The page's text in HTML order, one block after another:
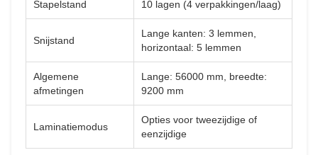
Stapelstand 10 lagen (4 verpakkingen/laag)
Snijstand
Lange kanten: 3 lemmen,
horizontaal: 5 lemmen
Algemene
afmetingen
Lange: 56000 mm, breedte:
9200 mm
Laminatiemodus
Opties voor tweezijdige of
eenzijdige